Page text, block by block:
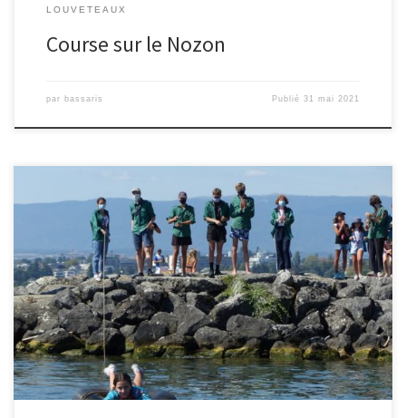
LOUVETEAUX
Course sur le Nozon
par bassaris Publié31 mai 2021